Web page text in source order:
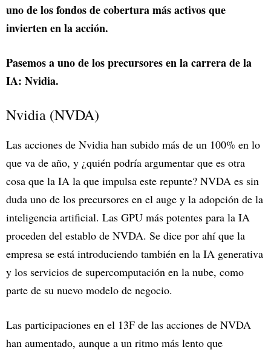
uno de los fondos de cobertura más activos que
invierten en la acción.
Pasemos a uno de los precursores en la carrera de la
IA: Nvidia.
Nvidia (NVDA)
Las acciones de Nvidia han subido más de un 100% en lo
que va de año, y ¿quién podría argumentar que es otra
cosa que la IA la que impulsa este repunte? NVDA es sin
duda uno de los precursores en el auge y la adopción de la
inteligencia artificial. Las GPU más potentes para la IA
proceden del establo de NVDA. Se dice por ahí que la
empresa se está introduciendo también en la IA generativa
y los servicios de supercomputación en la nube, como
parte de su nuevo modelo de negocio.
Las participaciones en el 13F de las acciones de NVDA
han aumentado, aunque a un ritmo más lento que